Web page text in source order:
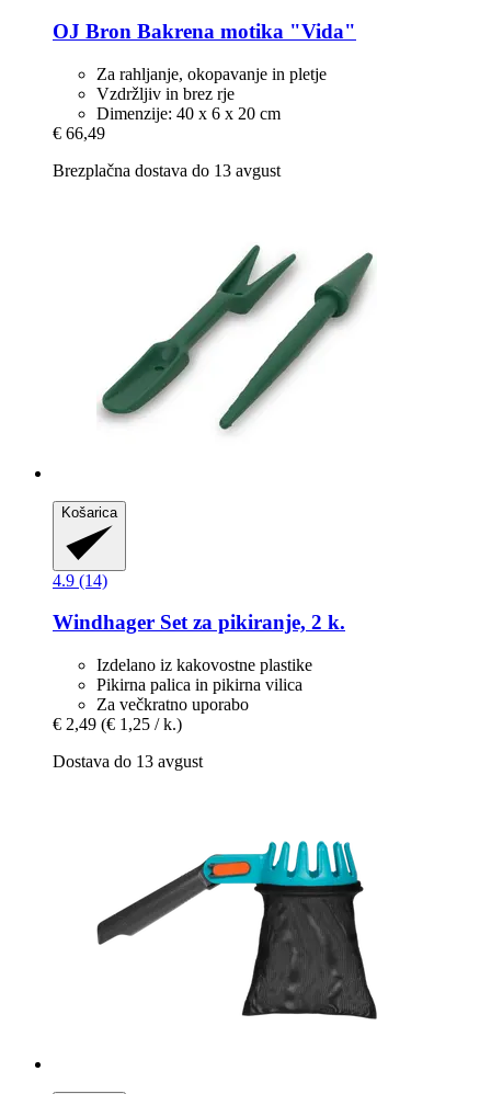
OJ Bron Bakrena motika "Vida"
Za rahljanje, okopavanje in pletje
Vzdržljiv in brez rje
Dimenzije: 40 x 6 x 20 cm
€ 66,49
Brezplačna dostava do 13 avgust
Košarica
4.9 (14)
Windhager Set za pikiranje, 2 k.
Izdelano iz kakovostne plastike
Pikirna palica in pikirna vilica
Za večkratno uporabo
€ 2,49 (€ 1,25 / k.)
Dostava do 13 avgust